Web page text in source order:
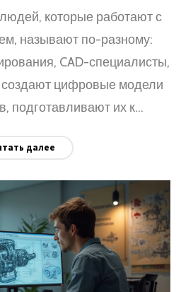
которые работают с
называют по-разному:
CAD-специалисты,
цифровые модели
подготавливают их к
Статья расскажет,
на практике и какими
Также будут даны
и интересные примеры
далее